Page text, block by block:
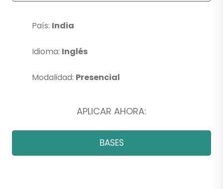
País: India
Idioma: Inglés
Modalidad: Presencial
APLICAR AHORA:
BASES